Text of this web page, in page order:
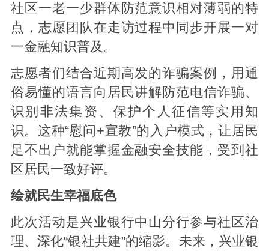
社区一老一少群体防范意识相对薄弱的特
点，志愿团队在走访过程中同步开展一对
一金融知识普及。
志愿者们结合近期高发的诈骗案例，用通
俗易懂的语言向居民讲解防范电信诈骗、
识别非法集资、保护个人征信等实用知
识。这种“慰问+宣教”的入户模式，让居民
足不出户就能掌握金融安全技能，受到社
区居民一致好评。
绘就民生幸福底色
此次活动是兴业银行中山分行参与社区治
理、深化“银社共建”的缩影。未来，兴业银